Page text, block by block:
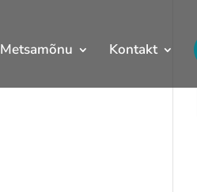
Metsamõnu Kontakt